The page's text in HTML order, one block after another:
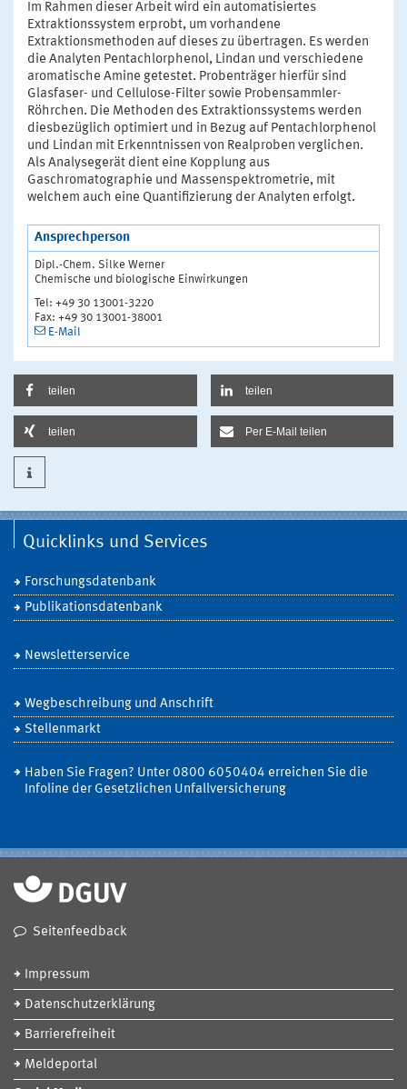
Im Rahmen dieser Arbeit wird ein automatisiertes
Extraktionssystem erprobt, um vorhandene
Extraktionsmethoden auf dieses zu übertragen. Es werden
die Analyten Pentachlorphenol, Lindan und verschiedene
aromatische Amine getestet. Probenträger hierfür sind
Glasfaser- und Cellulose-Filter sowie Probensammler-
Röhrchen. Die Methoden des Extraktionssystems werden
diesbezüglich optimiert und in Bezug auf Pentachlorphenol
und Lindan mit Erkenntnissen von Realproben verglichen.
Als Analysegerät dient eine Kopplung aus
Gaschromatographie und Massenspektrometrie, mit
welchem auch eine Quantifizierung der Analyten erfolgt.
Ansprechperson
Dipl.-Chem. Silke Werner
Chemische und biologische Einwirkungen
Tel: +49 30 13001-3220
Fax: +49 30 13001-38001
E-Mail
teilen teilen
teilen Per E-Mail teilen
Quicklinks und Services
Forschungsdatenbank
Publikationsdatenbank
Newsletterservice
Wegbeschreibung und Anschrift
Stellenmarkt
Haben Sie Fragen? Unter 0800 6050404 erreichen Sie die
Infoline der Gesetzlichen Unfallversicherung
Seitenfeedback
Impressum
Datenschutzerklärung
Barrierefreiheit
Meldeportal